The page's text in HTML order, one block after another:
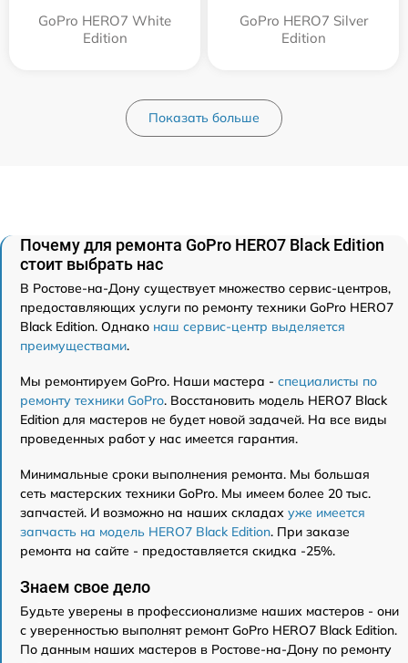
GoPro HERO7 White
Edition
GoPro HERO7 Silver
Edition
Показать больше
Почему для ремонта GoPro HERO7 Black Edition
стоит выбрать нас
В Ростове-на-Дону существует множество сервис-центров,
предоставляющих услуги по ремонту техники GoPro HERO7
Black Edition. Однако наш сервис-центр выделяется
преимуществами.
Мы ремонтируем GoPro. Наши мастера - специалисты по
ремонту техники GoPro. Восстановить модель HERO7 Black
Edition для мастеров не будет новой задачей. На все виды
проведенных работ у нас имеется гарантия.
Минимальные сроки выполнения ремонта. Мы большая
сеть мастерских техники GoPro. Мы имеем более 20 тыс.
запчастей. И возможно на наших складах уже имеется
запчасть на модель HERO7 Black Edition. При заказе
ремонта на сайте - предоставляется скидка -25%.
Знаем свое дело
Будьте уверены в профессионализме наших мастеров - они
с уверенностью выполнят ремонт GoPro HERO7 Black Edition.
По данным наших мастеров в Ростове-на-Дону по ремонту